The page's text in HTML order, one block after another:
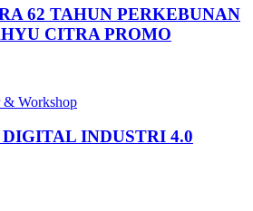
62 TAHUN PERKEBUNAN
CITRA PROMO
& Workshop
INDUSTRI 4.0